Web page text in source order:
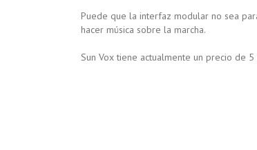
Puede que la interfaz modular no sea
hacer música sobre la marcha.
Sun Vox tiene actualmente un precio de